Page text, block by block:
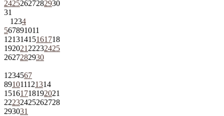
24252627282930
31
1 234
567891011
12131415161718
192021 22232425
2627282930
1 234567
891011121314
15161718192021
22232425262728
293031